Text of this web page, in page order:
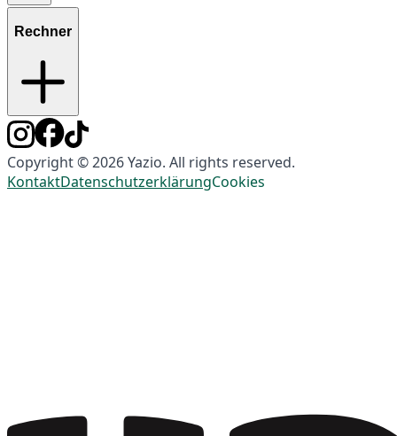
Rechner
Copyright © 2026 Yazio. All rights reserved.
KontaktDatenschutzerklärungCookies